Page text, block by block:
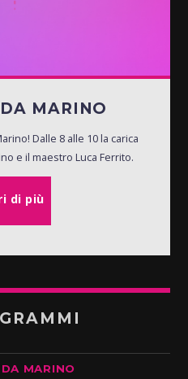
MARINO
Dalle 8 alle 10 la carica
e il maestro Luca Ferrito.
di più
MARINO